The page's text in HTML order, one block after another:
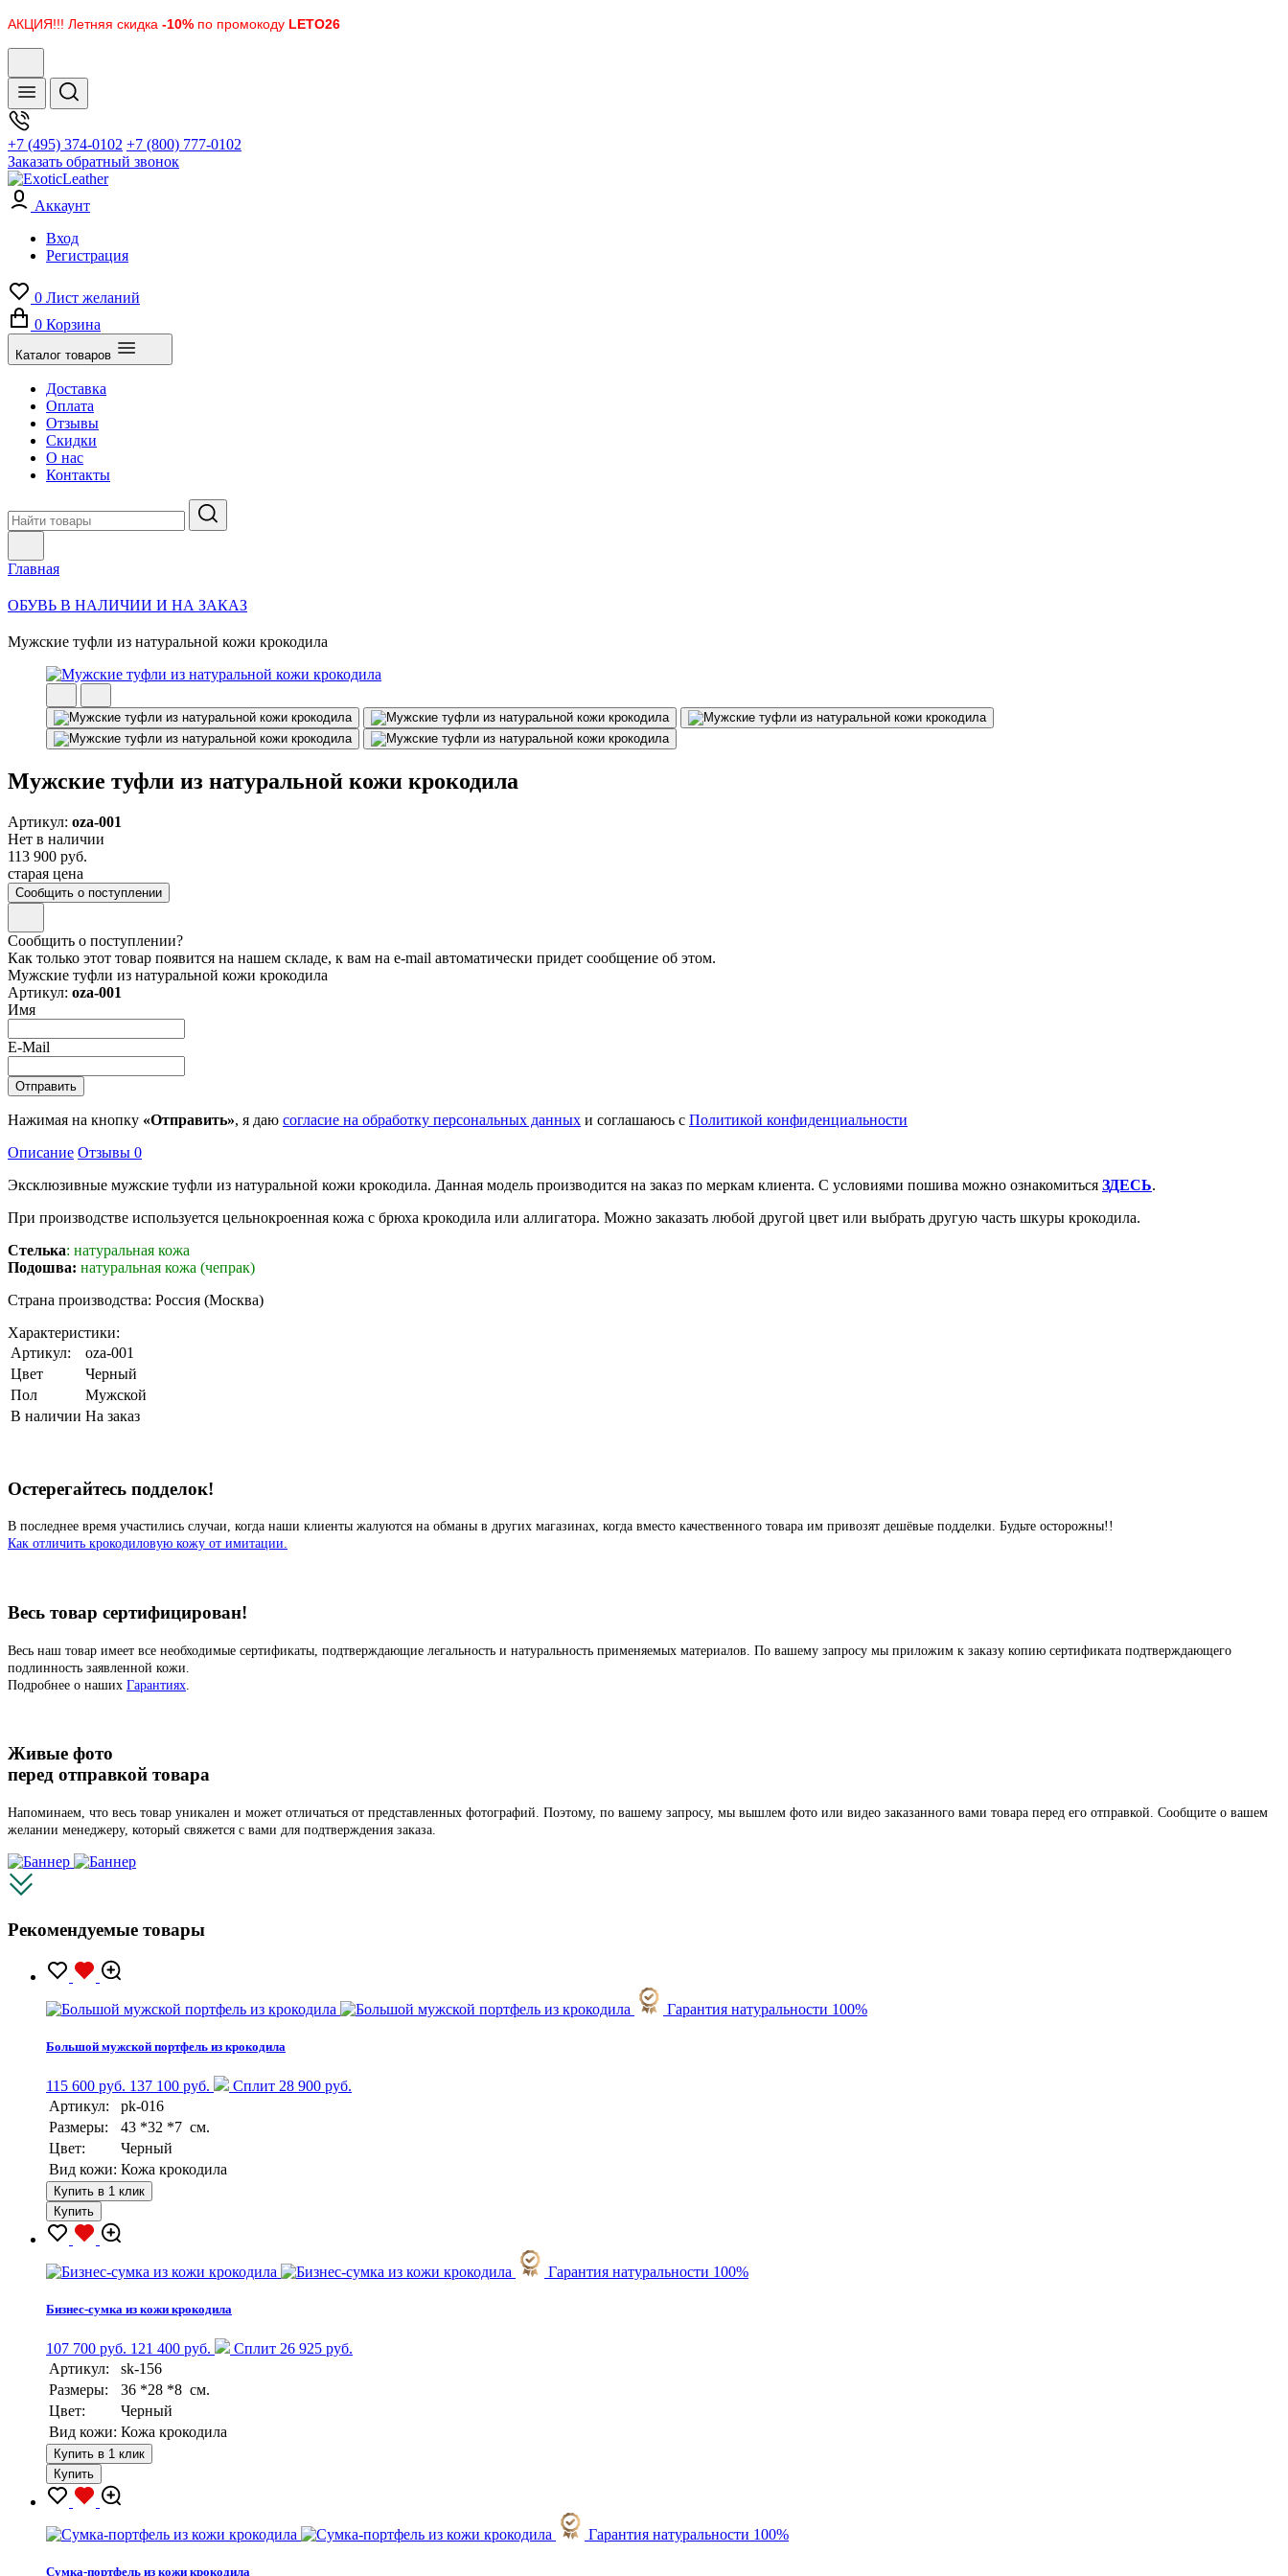
АКЦИЯ!!! Летняя скидка -10% по промокоду LETO26
+7 (495) 374-0102 +7 (800) 777-0102
Заказать обратный звонок
Аккаунт
Вход
Регистрация
0 Лист желаний
0 Корзина
Каталог товаров
Доставка
Оплата
Отзывы
Скидки
О нас
Контакты
Главная
ОБУВЬ В НАЛИЧИИ И НА ЗАКАЗ
Мужские туфли из натуральной кожи крокодила
Мужские туфли из натуральной кожи крокодила
Артикул: oza-001
Нет в наличии
113 900 руб.
старая цена
Сообщить о поступлении
Сообщить о поступлении?
Как только этот товар появится на нашем складе, к вам на e-mail автоматически придет сообщение об этом.
Мужские туфли из натуральной кожи крокодила
Артикул: oza-001
Имя
E-Mail
Нажимая на кнопку «Отправить», я даю согласие на обработку персональных данных и соглашаюсь с Политикой конфиденциальности
Описание Отзывы 0
Эксклюзивные мужские туфли из натуральной кожи крокодила. Данная модель производится на заказ по меркам клиента. С условиями пошива можно ознакомиться ЗДЕСЬ.
При производстве используется цельнокроенная кожа с брюха крокодила или аллигатора. Можно заказать любой другой цвет или выбрать другую часть шкуры крокодила.
Стелька: натуральная кожа
Подошва: натуральная кожа (чепрак)
Страна производства: Россия (Москва)
Характеристики:
Артикул:
oza-001
Цвет
Черный
Пол
Мужской
В наличии На заказ
Остерегайтесь подделок!
В последнее время участились случаи, когда наши клиенты жалуются на обманы в других магазинах, когда вместо качественного товара им привозят дешёвые подделки. Будьте осторожны!!
Как отличить крокодиловую кожу от имитации.
Весь товар сертифицирован!
Весь наш товар имеет все необходимые сертификаты, подтверждающие легальность и натуральность применяемых материалов. По вашему запросу мы приложим к заказу копию сертификата подтверждающего
подлинность заявленной кожи.
Подробнее о наших Гарантиях
Живые фото
перед отправкой товара
Напоминаем, что весь товар уникален и может отличаться от представленных фотографий. Поэтому, по вашему запросу, мы вышлем фото или видео заказанного вами товара перед его отправкой. Сообщите о вашем
желании менеджеру, который свяжется с вами для подтверждения заказа.
Рекомендуемые товары
Гарантия натуральности 100%
Большой мужской портфель из крокодила
115 600 руб. 137 100 руб.
Сплит 28 900 руб.
Артикул:
pk-016
Размеры:
43 *32 *7 см.
Цвет:
Черный
Вид кожи: Кожа крокодила
Купить в 1 клик
Купить
Гарантия натуральности 100%
Бизнес-сумка из кожи крокодила
107 700 руб. 121 400 руб.
Сплит 26 925 руб.
Артикул:
sk-156
Размеры:
36 *28 *8 см.
Цвет:
Черный
Вид кожи: Кожа крокодила
Купить в 1 клик
Купить
Гарантия натуральности 100%
Сумка-портфель из кожи крокодила